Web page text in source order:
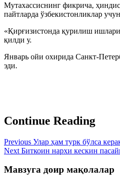
Мутахассиснинг фикрича,
пайтларда ўзбекистонликлар
«Қирғизистонда қурилиш
қилди у.
Январь ойи охирида Санкт-
эди.
Continue Reading
Previous Улар ҳам турк бўлса
Next Биткоин нархи кескин
Мавзуга доир мақолалар